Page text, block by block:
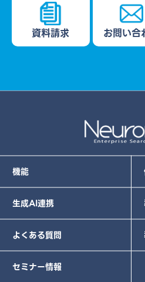
資料請求 お問い合
機能
生成AI連携
よくある質問
セミナー情報